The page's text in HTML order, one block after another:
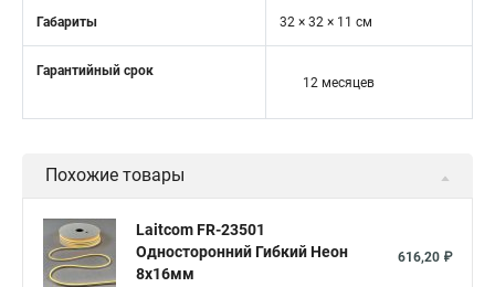
Габариты 32 × 32 × 11 см
Гарантийный срок
12 месяцев
Похожие товары
Laitcom FR-23501
Односторонний Гибкий Неон
8х16мм
616,20 ₽